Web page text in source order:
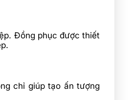
Đồng phục được thiết
chỉ giúp tạo ấn tượng